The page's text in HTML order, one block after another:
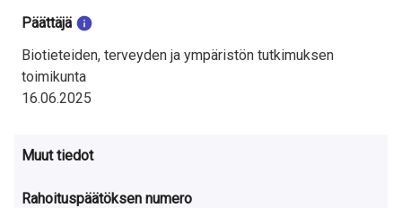
a
Päättäjä
Biotieteiden, terveyden ja ympäristön tutkimuksen
toimikunta
16.06.2025
Muut tiedot
Rahoituspäätöksen numero